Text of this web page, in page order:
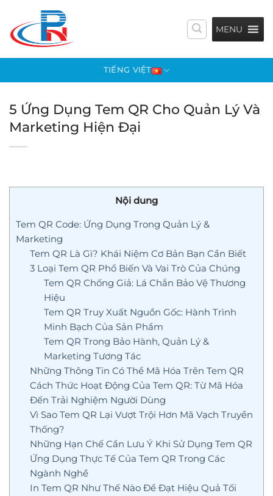
nội
MENU
TIẾNG VIỆT
5 Ứng Dụng Tem QR Cho Quản Lý Và
Marketing Hiện Đại
Nội dung
Tem QR Code: Ứng Dụng Trong Quản Lý &
Marketing
Tem QR Là Gì? Khái Niệm Cơ Bản Bạn Cần Biết
3 Loại Tem QR Phổ Biến Và Vai Trò Của Chúng
Tem QR Chống Giả: Lá Chắn Bảo Vệ Thương
Hiệu
Tem QR Truy Xuất Nguồn Gốc: Hành Trình
Minh Bạch Của Sản Phẩm
Tem QR Trong Bảo Hành, Quản Lý &
Marketing Tương Tác
Những Thông Tin Có Thể Mã Hóa Trên Tem QR
Cách Thức Hoạt Động Của Tem QR: Từ Mã Hóa
Đến Trải Nghiệm Người Dùng
Vì Sao Tem QR Lại Vượt Trội Hơn Mã Vạch Truyền
Thống?
Những Hạn Chế Cần Lưu Ý Khi Sử Dụng Tem QR
Ứng Dụng Thực Tế Của Tem QR Trong Các
Ngành Nghề
In Tem QR Như Thế Nào Để Đạt Hiệu Quả Tối